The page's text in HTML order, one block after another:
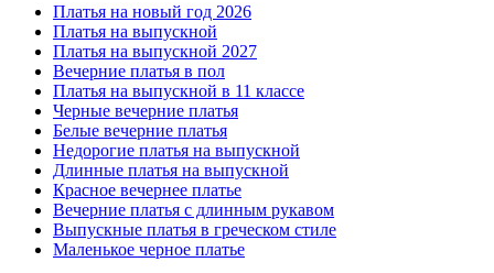
Платья на новый год 2026
Платья на выпускной
Платья на выпускной 2027
Вечерние платья в пол
Платья на выпускной в 11 классе
Черные вечерние платья
Белые вечерние платья
Недорогие платья на выпускной
Длинные платья на выпускной
Красное вечернее платье
Вечерние платья с длинным рукавом
Выпускные платья в греческом стиле
Маленькое черное платье